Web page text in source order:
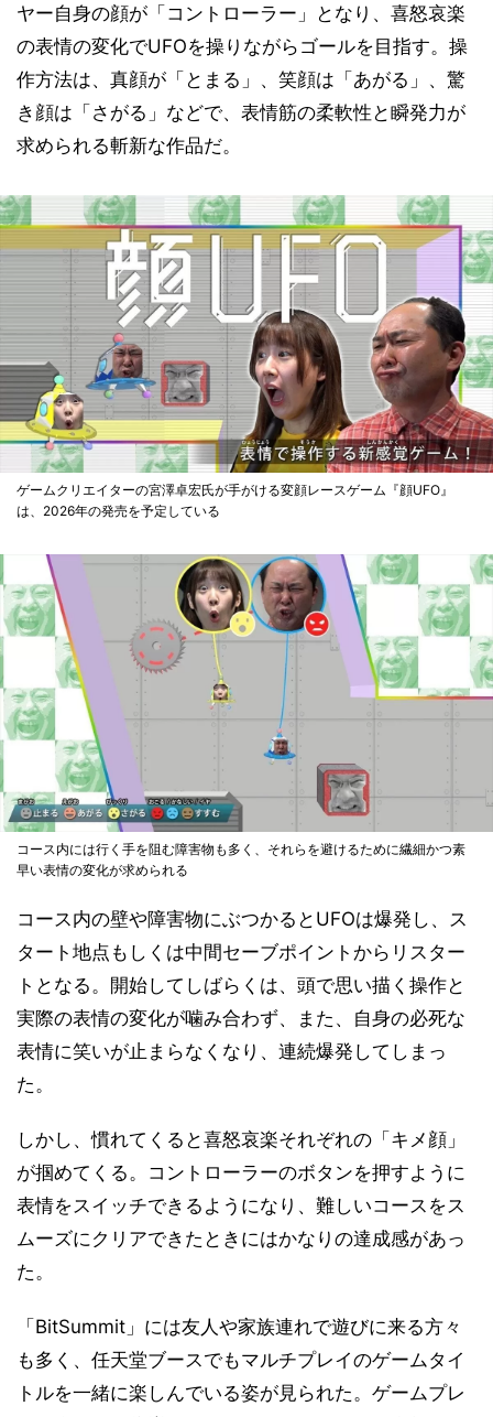
ヤー自身の顔が「コントローラー」となり、喜怒哀楽
の表情の変化でUFOを操りながらゴールを目指す。操
作方法は、真顔が「とまる」、笑顔は「あがる」、驚
き顔は「さがる」などで、表情筋の柔軟性と瞬発力が
求められる斬新な作品だ。
ゲームクリエイターの宮澤卓宏氏が手がける変顔レースゲーム『顔UFO』
は、2026年の発売を予定している
コース内には行く手を阻む障害物も多く、それらを避けるために繊細かつ素
早い表情の変化が求められる
コース内の壁や障害物にぶつかるとUFOは爆発し、ス
タート地点もしくは中間セーブポイントからリスター
トとなる。開始してしばらくは、頭で思い描く操作と
実際の表情の変化が噛み合わず、また、自身の必死な
表情に笑いが止まらなくなり、連続爆発してしまっ
た。
しかし、慣れてくると喜怒哀楽それぞれの「キメ顔」
が掴めてくる。コントローラーのボタンを押すように
表情をスイッチできるようになり、難しいコースをス
ムーズにクリアできたときにはかなりの達成感があっ
た。
「BitSummit」には友人や家族連れで遊びに来る方々
も多く、任天堂ブースでもマルチプレイのゲームタイ
トルを一緒に楽しんでいる姿が見られた。ゲームプレ